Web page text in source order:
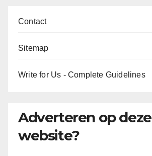
Contact
Sitemap
Write for Us - Complete Guidelines
Adverteren op deze
website?